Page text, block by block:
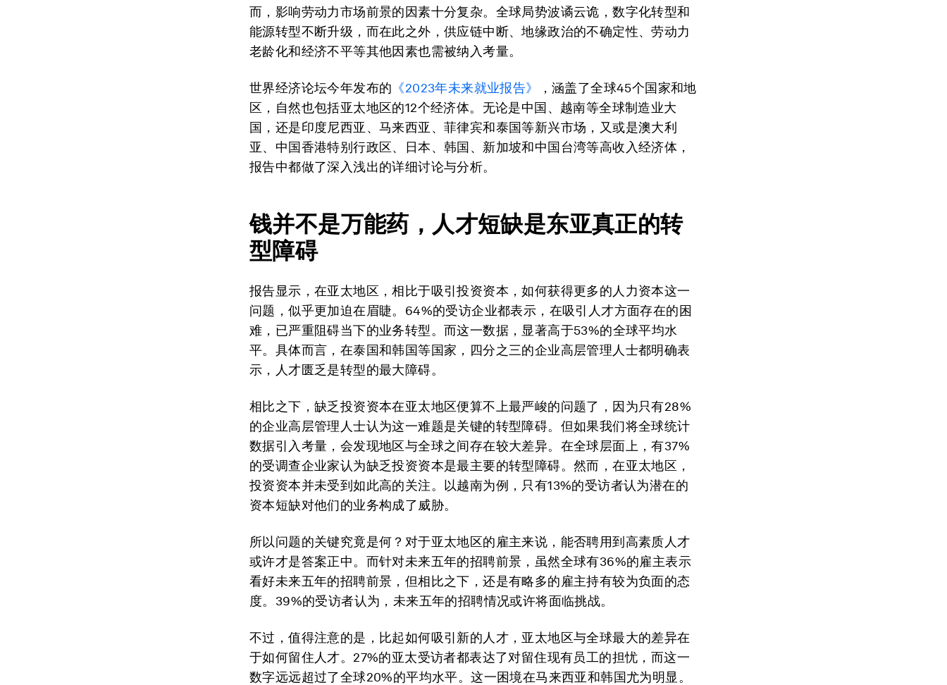
而，影响劳动力市场前景的因素十分复杂。全球局势波谲云诡，数字化转型和
能源转型不断升级，而在此之外，供应链中断、地缘政治的不确定性、劳动力
老龄化和经济不平等其他因素也需被纳入考量。
世界经济论坛今年发布的 《2023年未来就业报告》
，涵盖了全球45个国家和地
区，自然也包括亚太地区的12个经济体。无论是中国、越南等全球制造业大
国，还是印度尼西亚、马来西亚、菲律宾和泰国等新兴市场，又或是澳大利
亚、中国香港特别行政区、日本、韩国、新加坡和中国台湾等高收入经济体，
报告中都做了深入浅出的详细讨论与分析。
钱并不是万能药，人才短缺是东亚真正的转
型障碍
报告显示，在亚太地区，相比于吸引投资资本，如何获得更多的人力资本这一
问题，似乎更加迫在眉睫。64%的受访企业都表示，在吸引人才方面存在的困
难，已严重阻碍当下的业务转型。而这一数据，显著高于53%的全球平均水
平。具体而言，在泰国和韩国等国家，四分之三的企业高层管理人士都明确表
示，人才匮乏是转型的最大障碍。
相比之下，缺乏投资资本在亚太地区便算不上最严峻的问题了，因为只有28%
的企业高层管理人士认为这一难题是关键的转型障碍。但如果我们将全球统计
数据引入考量，会发现地区与全球之间存在较大差异。在全球层面上，有37%
的受调查企业家认为缺乏投资资本是最主要的转型障碍。然而，在亚太地区，
投资资本并未受到如此高的关注。以越南为例，只有13%的受访者认为潜在的
资本短缺对他们的业务构成了威胁。
所以问题的关键究竟是何？对于亚太地区的雇主来说，能否聘用到高素质人才
或许才是答案正中。而针对未来五年的招聘前景，虽然全球有36%的雇主表示
看好未来五年的招聘前景，但相比之下，还是有略多的雇主持有较为负面的态
度。39%的受访者认为，未来五年的招聘情况或许将面临挑战。
不过，值得注意的是，比起如何吸引新的人才，亚太地区与全球最大的差异在
于如何留住人才。27%的亚太受访者都表达了对留住现有员工的担忧，而这一
数字远远超过了全球20%的平均水平。这一困境在马来西亚和韩国尤为明显。